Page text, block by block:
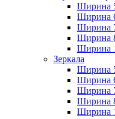
Ширина
Ширина
Ширина
Ширина
Ширина
Зеркала
Ширина
Ширина
Ширина
Ширина
Ширина